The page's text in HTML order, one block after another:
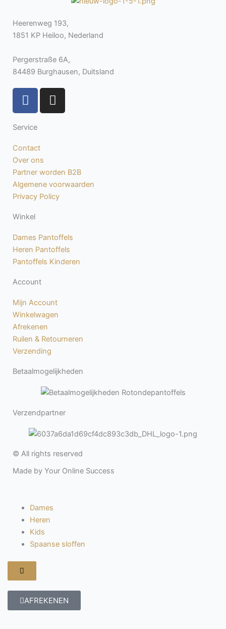
Heerenweg 193,
1851 KP Heiloo, Nederland
Pergerstraße 6A,
84489 Burghausen, Duitsland
F
a
e
b
o
o
k
-
I
n
r
a
m
Service
Contact
Over ons
Partner worden B2B
Algemene voorwaarden
Privacy Policy
Winkel
Dames Pantoffels
Heren Pantoffels
Pantoffels Kinderen
Account
Mijn Account
Winkelwagen
Afrekenen
Ruilen & Retourneren
Verzending
Betaalmogelijkheden
Verzendpartner
© All rights reserved
Made by Your Online Success
Dames
Heren
Kids
Spaanse sloffen
Hamburger
toggle
AFREKENEN